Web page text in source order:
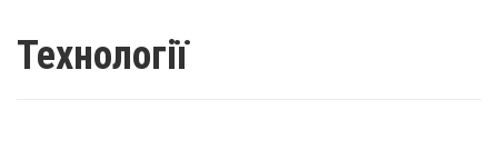
Технології